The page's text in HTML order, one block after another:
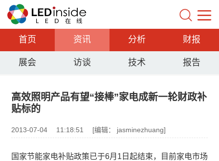
首页 资讯 分析 财报
展会 访谈 技术 报告
高效照明产品有望“接棒”家电成新一轮财政补
贴标的
2013-07-04 11:18:51 [编辑： jasminezhuang]
国家节能家电补贴政策已于6月1日起结束，目前家电市场